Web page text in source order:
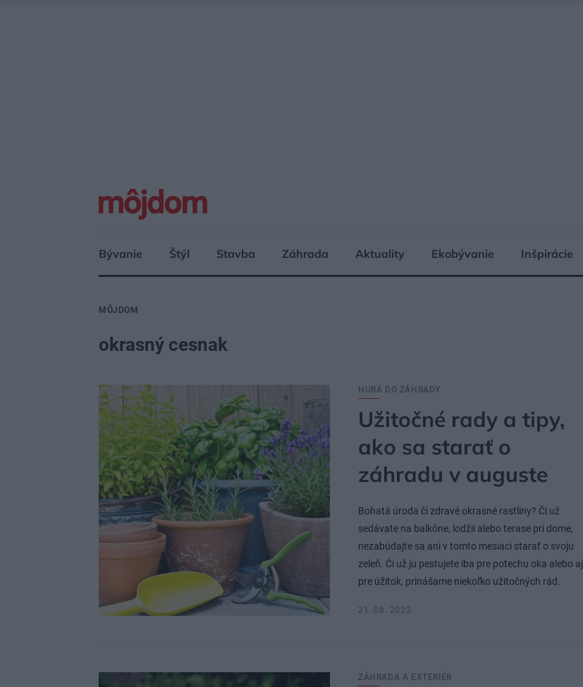
Bývanie Štýl Stavba Záhrada Aktuality Ekobývanie Inšpirácie
MÔJDOM
okrasný cesnak
HURÁ DO ZÁHRADY
Užitočné rady a tipy,
ako sa starať o
záhradu v auguste
Bohatá úroda či zdravé okrasné rastliny? Či už
sedávate na balkóne, lodžii alebo terase pri dome,
nezabúdajte sa ani v tomto mesiaci starať o svoju
zeleň. Či už ju pestujete iba pre potechu oka alebo aj
pre úžitok, prinášame niekoľko užitočných rád.
21. 08. 2023
ZÁHRADA A EXTERIÉR